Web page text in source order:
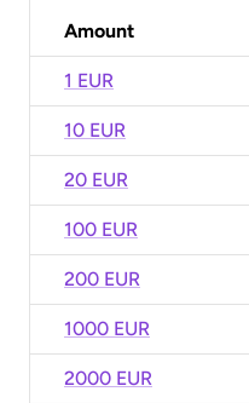
Amount
1 EUR
10 EUR
20 EUR
100 EUR
200 EUR
1000 EUR
2000 EUR